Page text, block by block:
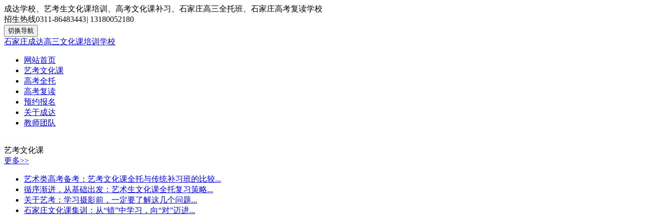
成达学校、艺考生文化课培训、高考文化课补习、石家庄高三全托班、石家庄高考复读学校
招生热线0311-86483443| 13180052180
切换导航
石家庄成达高三文化课培训学校
网站首页
艺考文化课
高考全托
高考复读
预约报名
关于成达
教师团队
艺考文化课
更多>>
艺术类高考备考：艺考文化课全托与传统补习班的比较...
循序渐进，从基础出发：艺术生文化课全托复习策略...
关于艺考：学习摄影前，一定要了解这几个问题...
石家庄文化课集训：从“错”中学习，向“对”迈进...